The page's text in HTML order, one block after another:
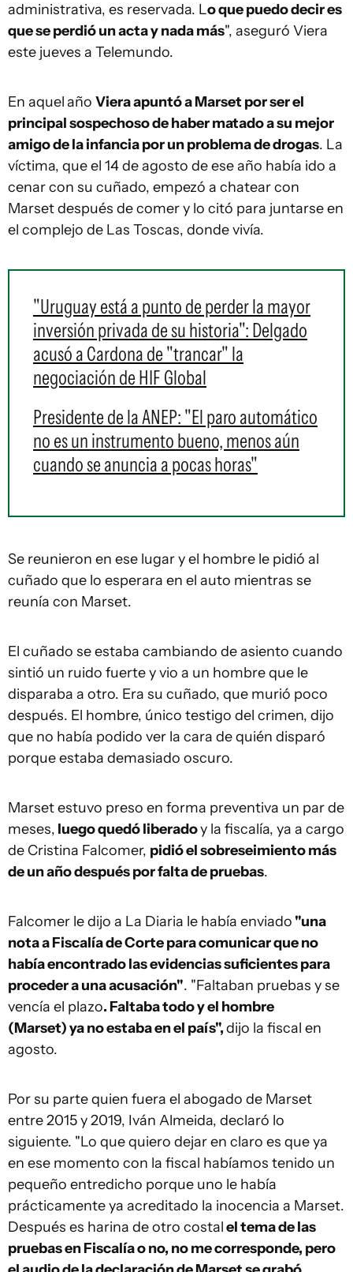
administrativa, es reservada. Lo que puedo decir es
que se perdió un acta y nada más", aseguró Viera
este jueves a Telemundo.
En aquelaño Viera apuntó a Marset por ser el
principal sospechoso de haber matado a su mejor
amigo de la infancia por un problema de drogas. La
víctima, que el 14 de agosto de ese año había ido a
cenar con su cuñado, empezó a chatear con
Marset después de comer y lo citó para juntarse en
el complejo de Las Toscas, donde vivía.
"Uruguay está a punto de perder la mayor
inversión privada de su historia": Delgado
acusó a Cardona de "trancar" la
negociación de HIF Global
Presidente de la ANEP: "El paro automático
no es un instrumento bueno, menos aún
cuando se anuncia a pocas horas"
Se reunieron en ese lugar y el hombre le pidió al
cuñado que lo esperara en el auto mientras se
reunía con Marset.
El cuñado se estaba cambiando de asiento cuando
sintió un ruido fuerte y vio a un hombre que le
disparaba a otro. Era su cuñado, que murió poco
después. El hombre, único testigo del crimen, dijo
que no había podido ver la cara de quién disparó
porque estaba demasiado oscuro.
Marset estuvo preso en forma preventiva un par de
meses, luego quedó liberadoy la fiscalía, ya a cargo
de Cristina Falcomer, pidió el sobreseimiento más
de un año después por falta de pruebas.
Falcomer le dijo a La Diaria le había enviado "una
nota a Fiscalía de Corte para comunicar que no
había encontrado las evidencias suficientes para
proceder a una acusación". "Faltaban pruebas y se
vencía el plazo. Faltaba todo y el hombre
(Marset) ya no estaba en el país",dijo la fiscal en
agosto.
Por su parte quien fuera el abogado de Marset
entre 2015 y 2019, Iván Almeida, declaró lo
siguiente. "Lo que quiero dejar en claro es que ya
en ese momento con la fiscal habíamos tenido un
pequeño entredicho porque uno le había
prácticamente ya acreditado la inocencia a Marset.
Después es harina de otro costalel tema de las
pruebas en Fiscalía o no, no me corresponde, pero